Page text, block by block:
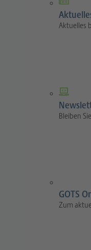
Aktuelles
Bleiben
GOTS
Zum